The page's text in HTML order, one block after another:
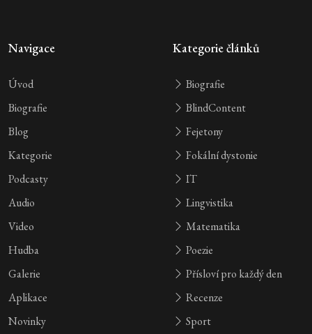
Navigace
Úvod
Biografie
Blog
Kategorie
Podcasty
Audio
Video
Hudba
Galerie
Aplikace
Novinky
Kategorie článků
Biografie
BlindContent
Fejetony
Fokální dystonie
IT
Lingvistika
Matematika
Poezie
Přísloví pro každý den
Recenze
Sport